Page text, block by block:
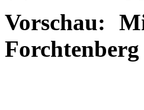
Vorschau:
Forchtenberg